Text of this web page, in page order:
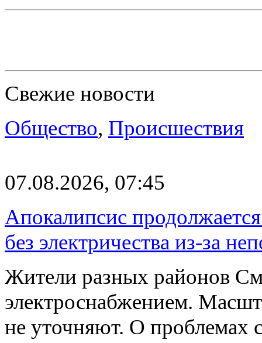
Свежие новости
Общество, Происшествия
07.08.2026, 07:45
Апокалипсис
без электричества из-за
Жители разных районов
электроснабжением.
не уточняют. О проблемах